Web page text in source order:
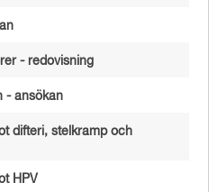
- redovisning
- ansökan
difteri, stelkramp och
HPV